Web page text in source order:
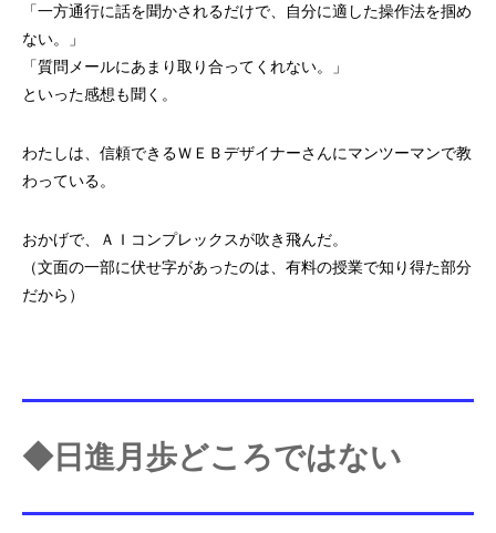
「一方通行に話を聞かされるだけで、
自分に適した操作法を掴め
ない。」
「質問メールにあまり取り合ってくれない。」
といった感想も聞く。
わたしは、信頼できるＷＥＢデザイナーさんにマンツーマンで教
わっている。
おかげで、ＡＩコンプレックスが吹き飛んだ。
（文面の一部に伏せ字があったのは、 有料の授業で知り得た部分
だから）
◆日進月歩どころではない